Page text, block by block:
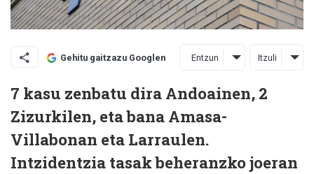
Gehitu gaitzazu Googlen Entzun Itzuli
7 kasu zenbatu dira Andoainen, 2
Zizurkilen, eta bana Amasa-
Villabonan eta Larraulen.
Intzidentzia tasak beheranzko joeran